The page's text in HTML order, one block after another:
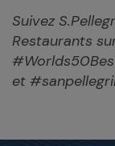
Suivez
Restaurants
et